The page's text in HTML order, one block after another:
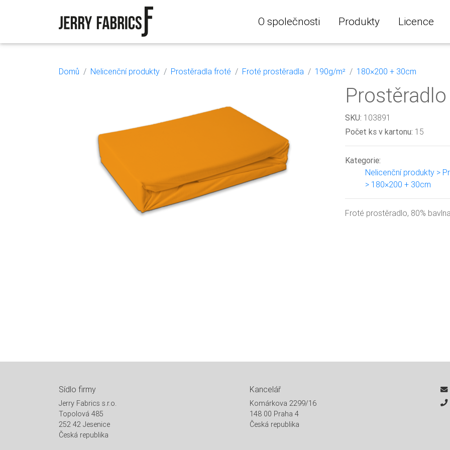
O společnosti Produkty Licence
Domů Nelicenční produkty Prostěradla froté Froté prostěradla 190g/m² 180×200 + 30cm
SKU: 103891
Počet ks v kartonu: 15
Kategorie:
Nelicenční produkty >
> 180×200 + 30cm
Froté prostěradlo, 80%
Sídlo firmy
Jerry Fabrics s.r.o.
Topolová 485
252 42 Jesenice
Česká republika
Kancelář
Komárkova 2299/16
148 00 Praha 4
Česká republika